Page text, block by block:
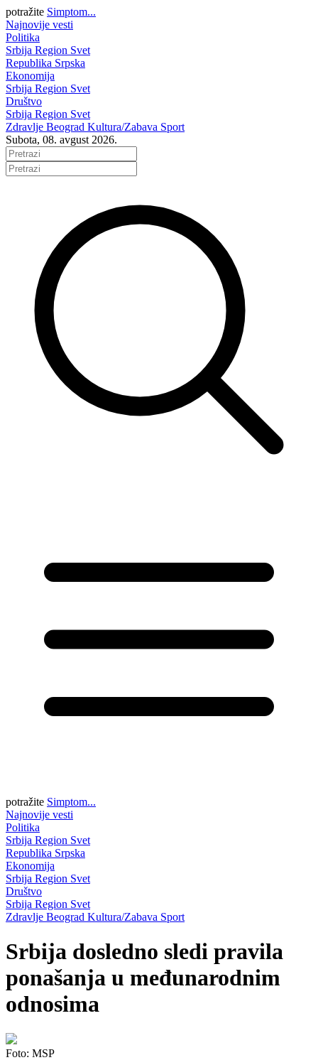
potražite Simptom...
Najnovije vesti
Politika
Srbija Region Svet
Republika Srpska
Ekonomija
Srbija Region Svet
Društvo
Srbija Region Svet
Zdravlje Beograd Kultura/Zabava Sport
Subota, 08. avgust 2026.
potražite Simptom...
Najnovije vesti
Politika
Srbija Region Svet
Republika Srpska
Ekonomija
Srbija Region Svet
Društvo
Srbija Region Svet
Zdravlje Beograd Kultura/Zabava Sport
Srbija dosledno sledi pravila
ponašanja u međunarodnim
odnosima
Foto: MSP